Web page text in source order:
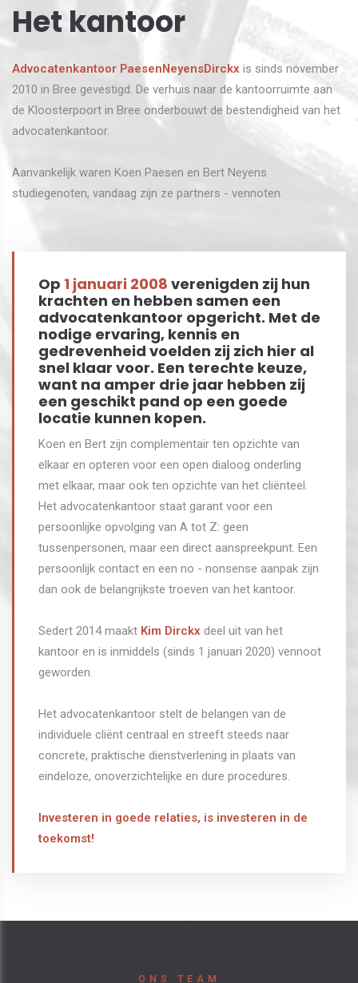
Het kantoor
Advocatenkantoor PaesenNeyensDirckx is sinds november
2010 in Bree gevestigd. De verhuis naar de kantoorruimte aan
de Kloosterpoort in Bree onderbouwt de bestendigheid van het
advocatenkantoor.
​​​​​​​Aanvankelijk waren Koen Paesen en Bert Neyens
studiegenoten, vandaag zijn ze partners - vennoten.
Op 1 januari 2008 verenigden zij hun
krachten en hebben samen een
advocatenkantoor opgericht. Met de
nodige ervaring, kennis en
gedrevenheid voelden zij zich hier al
snel klaar voor. Een terechte keuze,
want na amper drie jaar hebben zij
een geschikt pand op een goede
locatie kunnen kopen.
Koen en Bert zijn complementair ten opzichte van
elkaar en opteren voor een open dialoog onderling
met elkaar, maar ook ten opzichte van het cliënteel.
Het advocatenkantoor staat garant voor een
persoonlijke opvolging van A tot Z: geen
tussenpersonen, maar een direct aanspreekpunt. Een
persoonlijk contact en een no - nonsense aanpak zijn
dan ook de belangrijkste troeven van het kantoor.
Sedert 2014 maakt Kim Dirckx deel uit van het
kantoor en is inmiddels (sinds 1 januari 2020) vennoot
geworden.
Het advocatenkantoor stelt de belangen van de
individuele cliënt centraal en streeft steeds naar
concrete, praktische dienstverlening in plaats van
eindeloze, onoverzichtelijke en dure procedures.
Investeren in goede relaties, is investeren in de
toekomst!
ONS TEAM